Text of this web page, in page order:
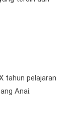
tahun pelajaran
Anai.